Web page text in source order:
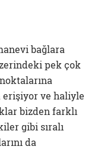
bağlara
pek çok
ve haliyle
bizden farklı
gibi sıralı
da